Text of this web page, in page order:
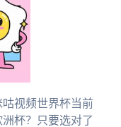
视频世界杯当前
杯？只要选对了